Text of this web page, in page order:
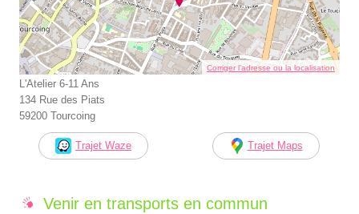
Corriger l’adresse ou la localisation
L'Atelier 6-11 Ans
134 Rue des Piats
59200 Tourcoing
Trajet Waze Trajet Maps
Venir en transports en commun